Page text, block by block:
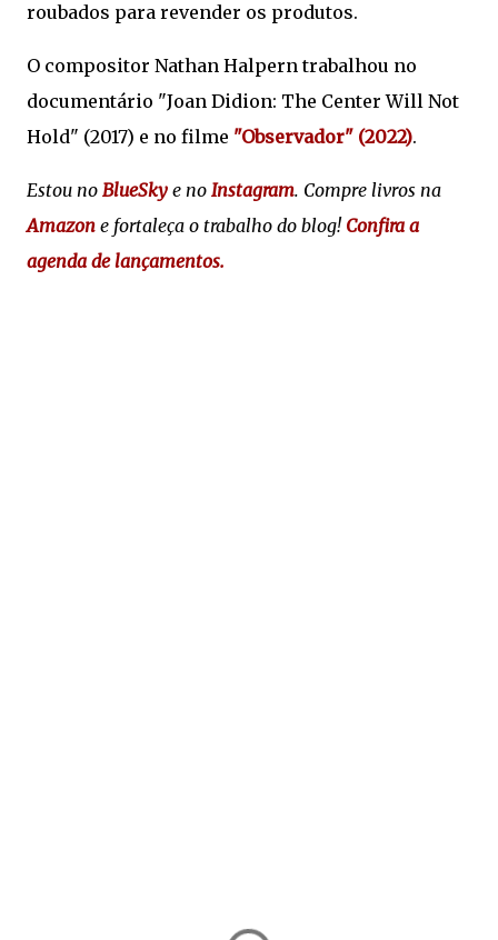
roubados para revender os produtos.
O compositor Nathan Halpern trabalhou no
documentário "Joan Didion: The Center Will Not
Hold" (2017) e no filme "Observador" (2022).
Estou no BlueSky e no Instagram. Compre livros na
Amazon e fortaleça o trabalho do blog! Confira a
agenda de lançamentos.